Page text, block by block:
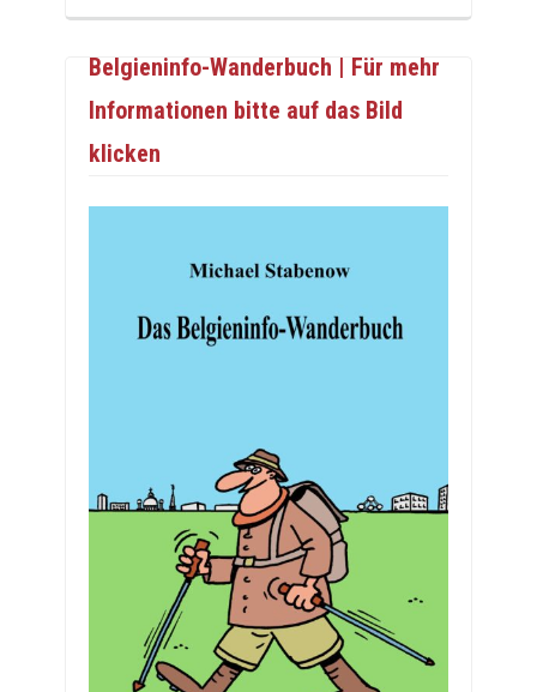
Belgieninfo-Wanderbuch | Für mehr
Informationen bitte auf das Bild
klicken